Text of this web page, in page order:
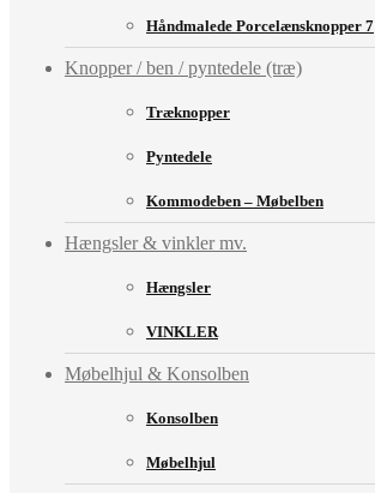
Håndmalede Porcelænsknopper 7
Knopper / ben / pyntedele (træ)
Træknopper
Pyntedele
Kommodeben – Møbelben
Hængsler & vinkler mv.
Hængsler
VINKLER
Møbelhjul & Konsolben
Konsolben
Møbelhjul